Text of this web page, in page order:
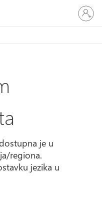
Prijavite
se
na
je u
regiona.
jezika u